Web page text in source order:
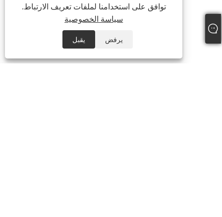
توافق على استخدامنا لملفات تعريف الارتباط.
سياسة الخصوصية
يرفض يقبل